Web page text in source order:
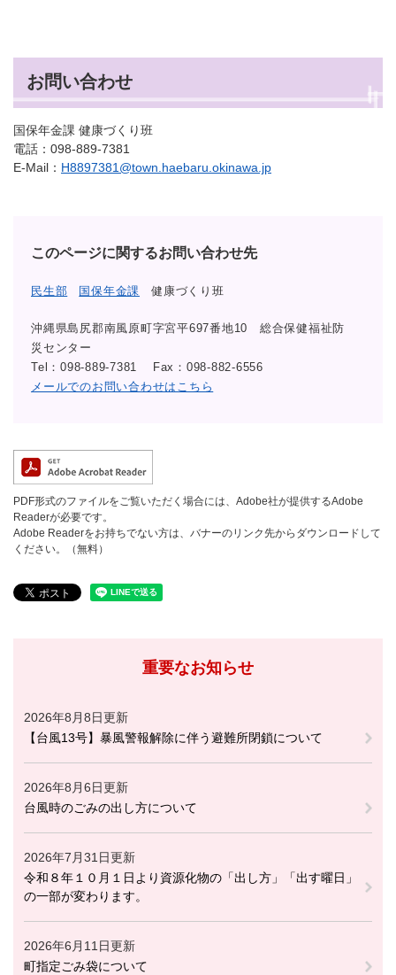
お問い合わせ
国保年金課 健康づくり班
電話：098-889-7381
E-Mail： H8897381@town.haebaru.okinawa.jp
このページに関するお問い合わせ先
民生部 国保年金課 健康づくり班
沖縄県島尻郡南風原町字宮平697番地10 総合保健福祉防
災センター
Tel：098-889-7381
Fax：098-882-6556
メールでのお問い合わせはこちら
PDF形式のファイルをご覧いただく場合には、Adobe社が提供するAdobe
Readerが必要です。
Adobe Readerをお持ちでない方は、バナーのリンク先からダウンロードして
ください。（無料）
重要なお知らせ
2026年8月8日更新
【台風13号】暴風警報解除に伴う避難所閉鎖について
2026年8月6日更新
台風時のごみの出し方について
2026年7月31日更新
令和８年１０月１日より資源化物の「出し方」「出す曜日」
の一部が変わります。
2026年6月11日更新
町指定ごみ袋について